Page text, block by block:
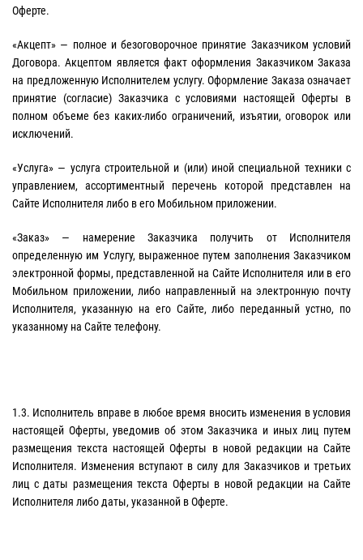
Оферте.
«Акцепт» — полное и безоговорочное принятие Заказчиком условий
Договора. Акцептом является факт оформления Заказчиком Заказа
на предложенную Исполнителем услугу. Оформление Заказа означает
принятие (согласие) Заказчика с условиями настоящей Оферты в
полном объеме без каких-либо ограничений, изъятии, оговорок или
исключений.
«Услуга» — услуга строительной и (или) иной специальной техники с
управлением, ассортиментный перечень которой представлен на
Сайте Исполнителя либо в его Мобильном приложении.
«Заказ» — намерение Заказчика получить от Исполнителя
определенную им Услугу, выраженное путем заполнения Заказчиком
электронной формы, представленной на Сайте Исполнителя или в его
Мобильном приложении, либо направленный на электронную почту
Исполнителя, указанную на его Сайте, либо переданный устно, по
указанному на Сайте телефону.
1.3. Исполнитель вправе в любое время вносить изменения в условия
настоящей Оферты, уведомив об этом Заказчика и иных лиц путем
размещения текста настоящей Оферты в новой редакции на Сайте
Исполнителя. Изменения вступают в силу для Заказчиков и третьих
лиц с даты размещения текста Оферты в новой редакции на Сайте
Исполнителя либо даты, указанной в Оферте.